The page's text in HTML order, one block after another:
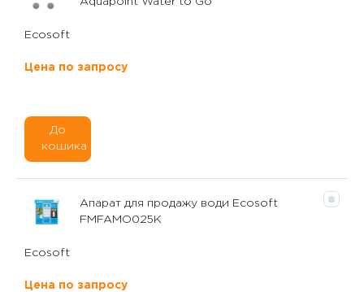
Ecosoft
Цена по запросу
До
кошика
Апарат для продажу води Ecosoft
FMFAMO025K
Ecosoft
Цена по запросу